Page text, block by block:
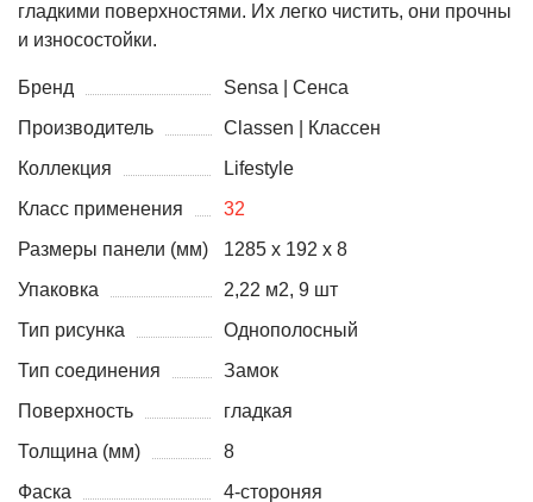
гладкими поверхностями. Их легко чистить, они прочны
и износостойки.
Бренд
Sensa | Сенса
Производитель
Classen | Классен
Коллекция
Lifestyle
Класс применения
32
Размеры панели (мм)
1285 x 192 x 8
Упаковка
2,22 м2, 9 шт
Тип рисунка
Однополосный
Тип соединения
Замок
Поверхность
гладкая
Толщина (мм)
8
Фаска
4-стороняя